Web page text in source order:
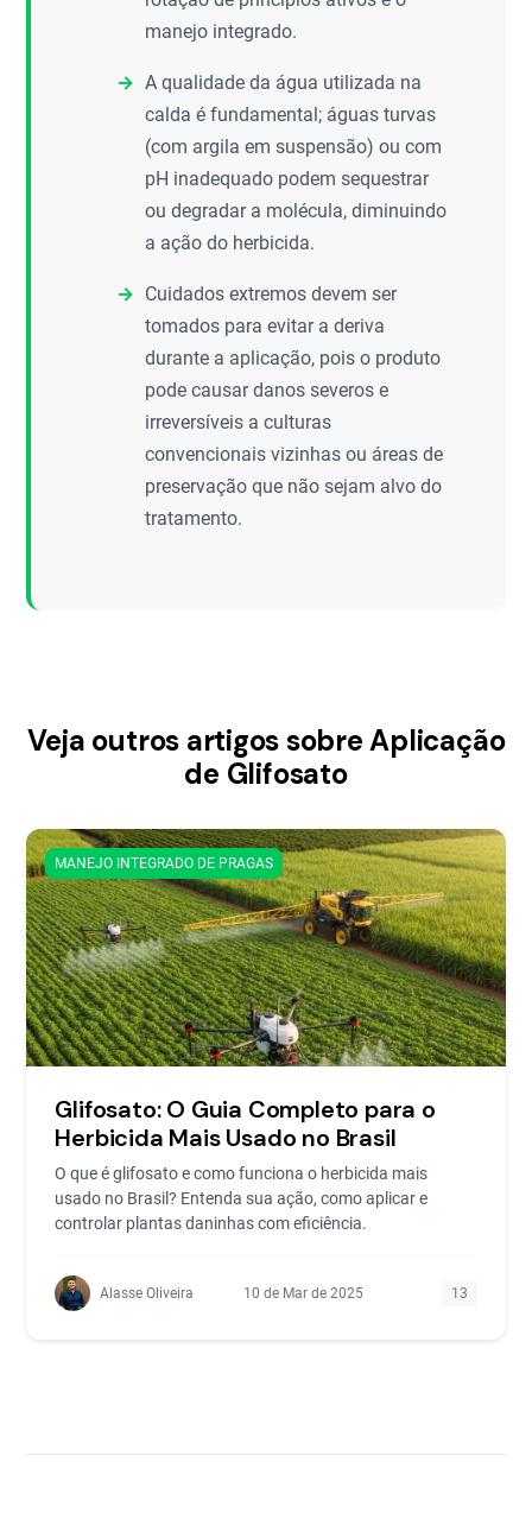
manejo integrado.
A qualidade da água utilizada na
calda é fundamental; águas turvas
(com argila em suspensão) ou com
pH inadequado podem sequestrar
ou degradar a molécula, diminuindo
a ação do herbicida.
Cuidados extremos devem ser
tomados para evitar a deriva
durante a aplicação, pois o produto
pode causar danos severos e
irreversíveis a culturas
convencionais vizinhas ou áreas de
preservação que não sejam alvo do
tratamento.
Veja outros artigos sobre Aplicação
de Glifosato
MANEJO INTEGRADO DE PRAGAS
Glifosato: O Guia Completo para o
Herbicida Mais Usado no Brasil
O que é glifosato e como funciona o herbicida mais
usado no Brasil? Entenda sua ação, como aplicar e
controlar plantas daninhas com eficiência.
Alasse Oliveira 10 de Mar de 2025 13